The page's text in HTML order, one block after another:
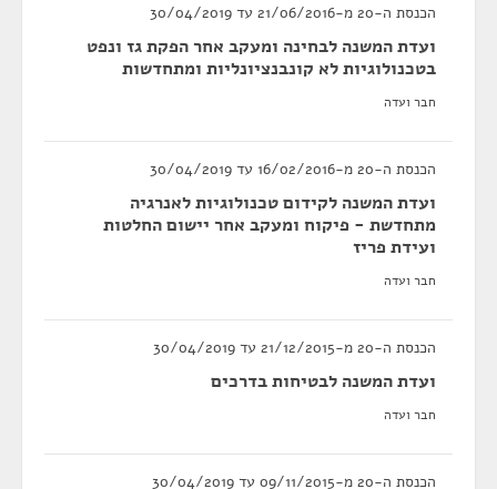
הכנסת ה-20 מ-21/06/2016 עד 30/04/2019
ועדת המשנה לבחינה ומעקב אחר הפקת גז ונפט
בטכנולוגיות לא קונבנציונליות ומתחדשות
חבר ועדה
הכנסת ה-20 מ-16/02/2016 עד 30/04/2019
ועדת המשנה לקידום טכנולוגיות לאנרגיה
מתחדשת - פיקוח ומעקב אחר יישום החלטות
ועידת פריז
חבר ועדה
הכנסת ה-20 מ-21/12/2015 עד 30/04/2019
ועדת המשנה לבטיחות בדרכים
חבר ועדה
הכנסת ה-20 מ-09/11/2015 עד 30/04/2019